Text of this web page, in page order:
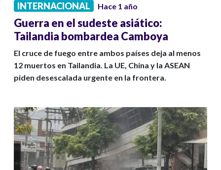
INTERNACIONAL Hace 1 año
Guerra en el sudeste asiático:
Tailandia bombardea Camboya
El cruce de fuego entre ambos países deja al menos
12 muertos en Tailandia. La UE, China y la ASEAN
piden desescalada urgente en la frontera.